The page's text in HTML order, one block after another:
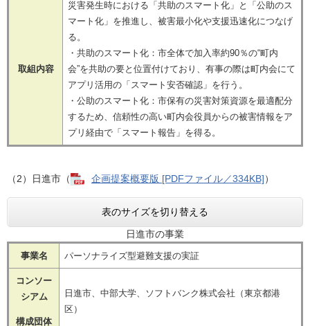
取組内容
災害発生時における「共助のスマート化」と「公助のス
マート化」を推進し、被害最小化や支援迅速化につなげ
る。
・共助のスマート化：市全体で加入率約90％の“町内
会”を共助の要と位置付けており、有事の際は町内会にて
アプリ活⽤の「スマート安否確認」を行う。
・公助のスマート化：市保有の災害対策資源を最適配分
するため、信頼性の高い町内会役員からの被害情報をア
プリ経由で「スマート報告」を得る。
（2）日進市（ 企画提案概要版 [PDFファイル／334KB]）
表のサイズを切り替える
日進市の事業
事業名 パーソナライズ型避難支援の実証
コンソー
シアム
構成団体
日進市、中部大学、ソフトバンク株式会社（東京都港
区）